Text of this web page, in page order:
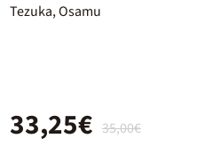
Tezuka, Osamu
35,00€
33,25€